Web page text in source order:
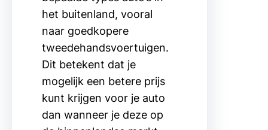
het buitenland, vooral
naar goedkopere
tweedehandsvoertuigen.
Dit betekent dat je
mogelijk een betere prijs
kunt krijgen voor je auto
dan wanneer je deze op